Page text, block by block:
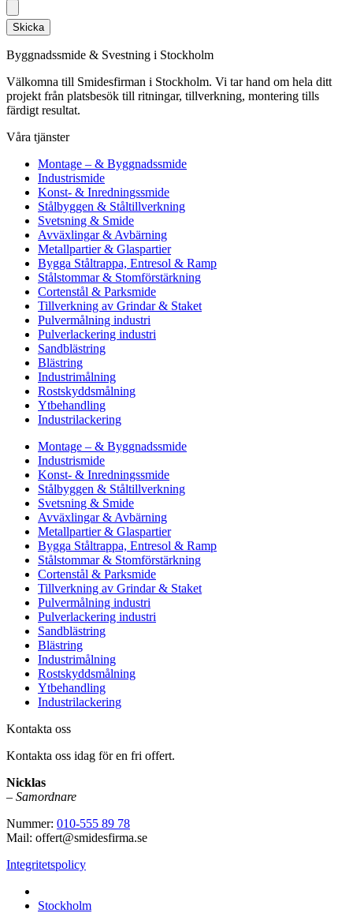
Skicka
Byggnadssmide & Svestning i Stockholm
Välkomna till Smidesfirman i Stockholm. Vi tar hand om hela ditt
projekt från platsbesök till ritningar, tillverkning, montering tills
färdigt resultat.
Våra tjänster
Montage – & Byggnadssmide
Industrismide
Konst- & Inredningssmide
Stålbyggen & Ståltillverkning
Svetsning & Smide
Avväxlingar & Avbärning
Metallpartier & Glaspartier
Bygga Ståltrappa, Entresol & Ramp
Stålstommar & Stomförstärkning
Cortenstål & Parksmide
Tillverkning av Grindar & Staket
Pulvermålning industri
Pulverlackering industri
Sandblästring
Blästring
Industrimålning
Rostskyddsmålning
Ytbehandling
Industrilackering
Montage – & Byggnadssmide
Industrismide
Konst- & Inredningssmide
Stålbyggen & Ståltillverkning
Svetsning & Smide
Avväxlingar & Avbärning
Metallpartier & Glaspartier
Bygga Ståltrappa, Entresol & Ramp
Stålstommar & Stomförstärkning
Cortenstål & Parksmide
Tillverkning av Grindar & Staket
Pulvermålning industri
Pulverlackering industri
Sandblästring
Blästring
Industrimålning
Rostskyddsmålning
Ytbehandling
Industrilackering
Kontakta oss
Kontakta oss idag för en fri offert.
Nicklas
– Samordnare
Nummer: 010-555 89 78
Mail: offert@smidesfirma.se
Integritetspolicy
Stockholm